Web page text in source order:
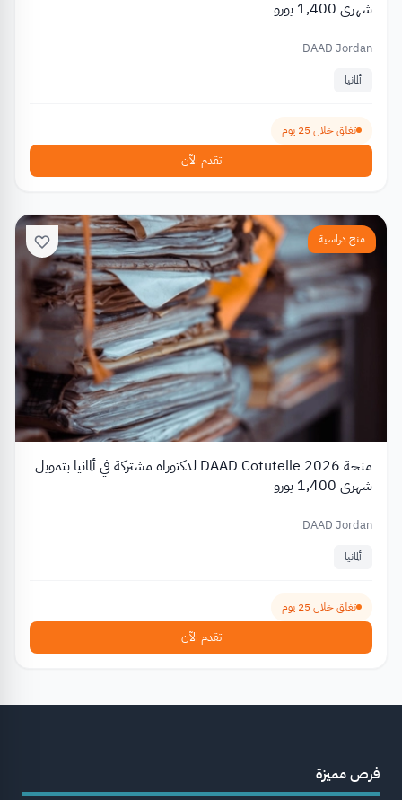
شهري 1,400 يورو
DAAD Jordan
ألمانيا
تغلق خلال 25 يوم
تقدم الآن
منح دراسية
منحة DAAD Cotutelle 2026 لدكتوراه مشتركة في ألمانيا بتمويل
شهري 1,400 يورو
DAAD Jordan
ألمانيا
تغلق خلال 25 يوم
تقدم الآن
فرص مميزة